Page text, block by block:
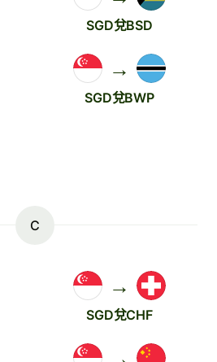
SGD兌BSD
→
SGD兌BWP
C
→
SGD兌CHF